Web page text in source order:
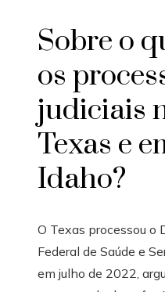
Sobre o
os
judiciais
Texas e
Idaho?
O Texas processou o
Federal de Saúde e
em julho de 2022,